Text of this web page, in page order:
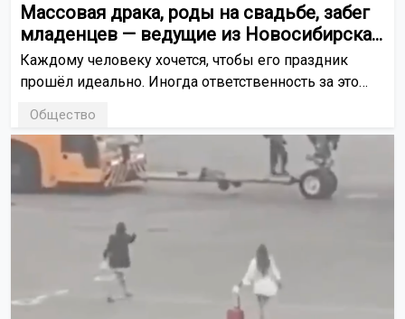
Массовая драка, роды на свадьбе, забег
младенцев — ведущие из Новосибирска
рассказали о происшествиях на
мероприятиях
Каждому человеку хочется, чтобы его праздник
прошёл идеально. Иногда ответственность за это
шоумены рассказали корреспонденту ОТС-Горсайта,
как выкручивались из сложных ситуаций.
Общество